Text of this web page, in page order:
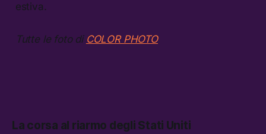
estiva.
Tutte le foto di COLOR PHOTO
La corsa al riarmo degli Stati Uniti